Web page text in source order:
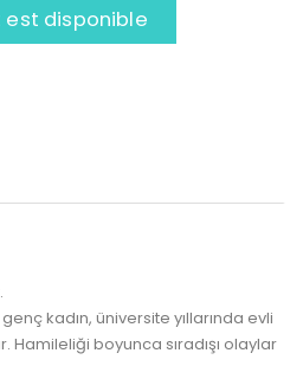
est disponible
kadın, üniversite yıllarında evli
Hamileliği boyunca sıradışı olaylar